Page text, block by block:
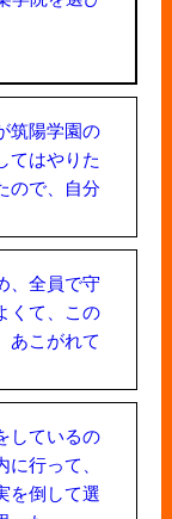
筑陽学園の
てはやりた
ので、自分
、全員で守
くて、この
あこがれて
しているの
行って、
を倒して選